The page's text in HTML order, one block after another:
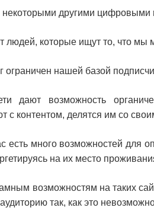
другими цифровыми
людей, которые ищут то, что мы
ограничен нашей базой
дают возможность
с контентом, делятся им со
есть много возможностей для
на их место
возможностям на таких
так, как это